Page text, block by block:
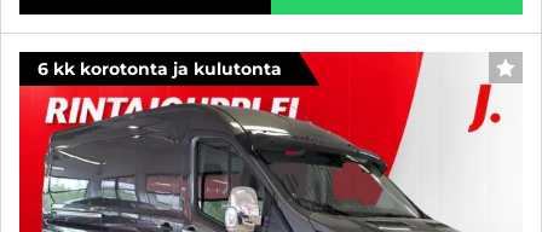
6 kk korotonta ja kulutonta